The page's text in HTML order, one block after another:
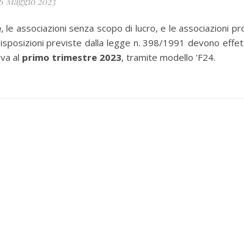
, le associazioni senza scopo di lucro, e le associazioni
previste dalla legge n. 398/1991 devono
al primo trimestre 2023, tramite modello 'F24.